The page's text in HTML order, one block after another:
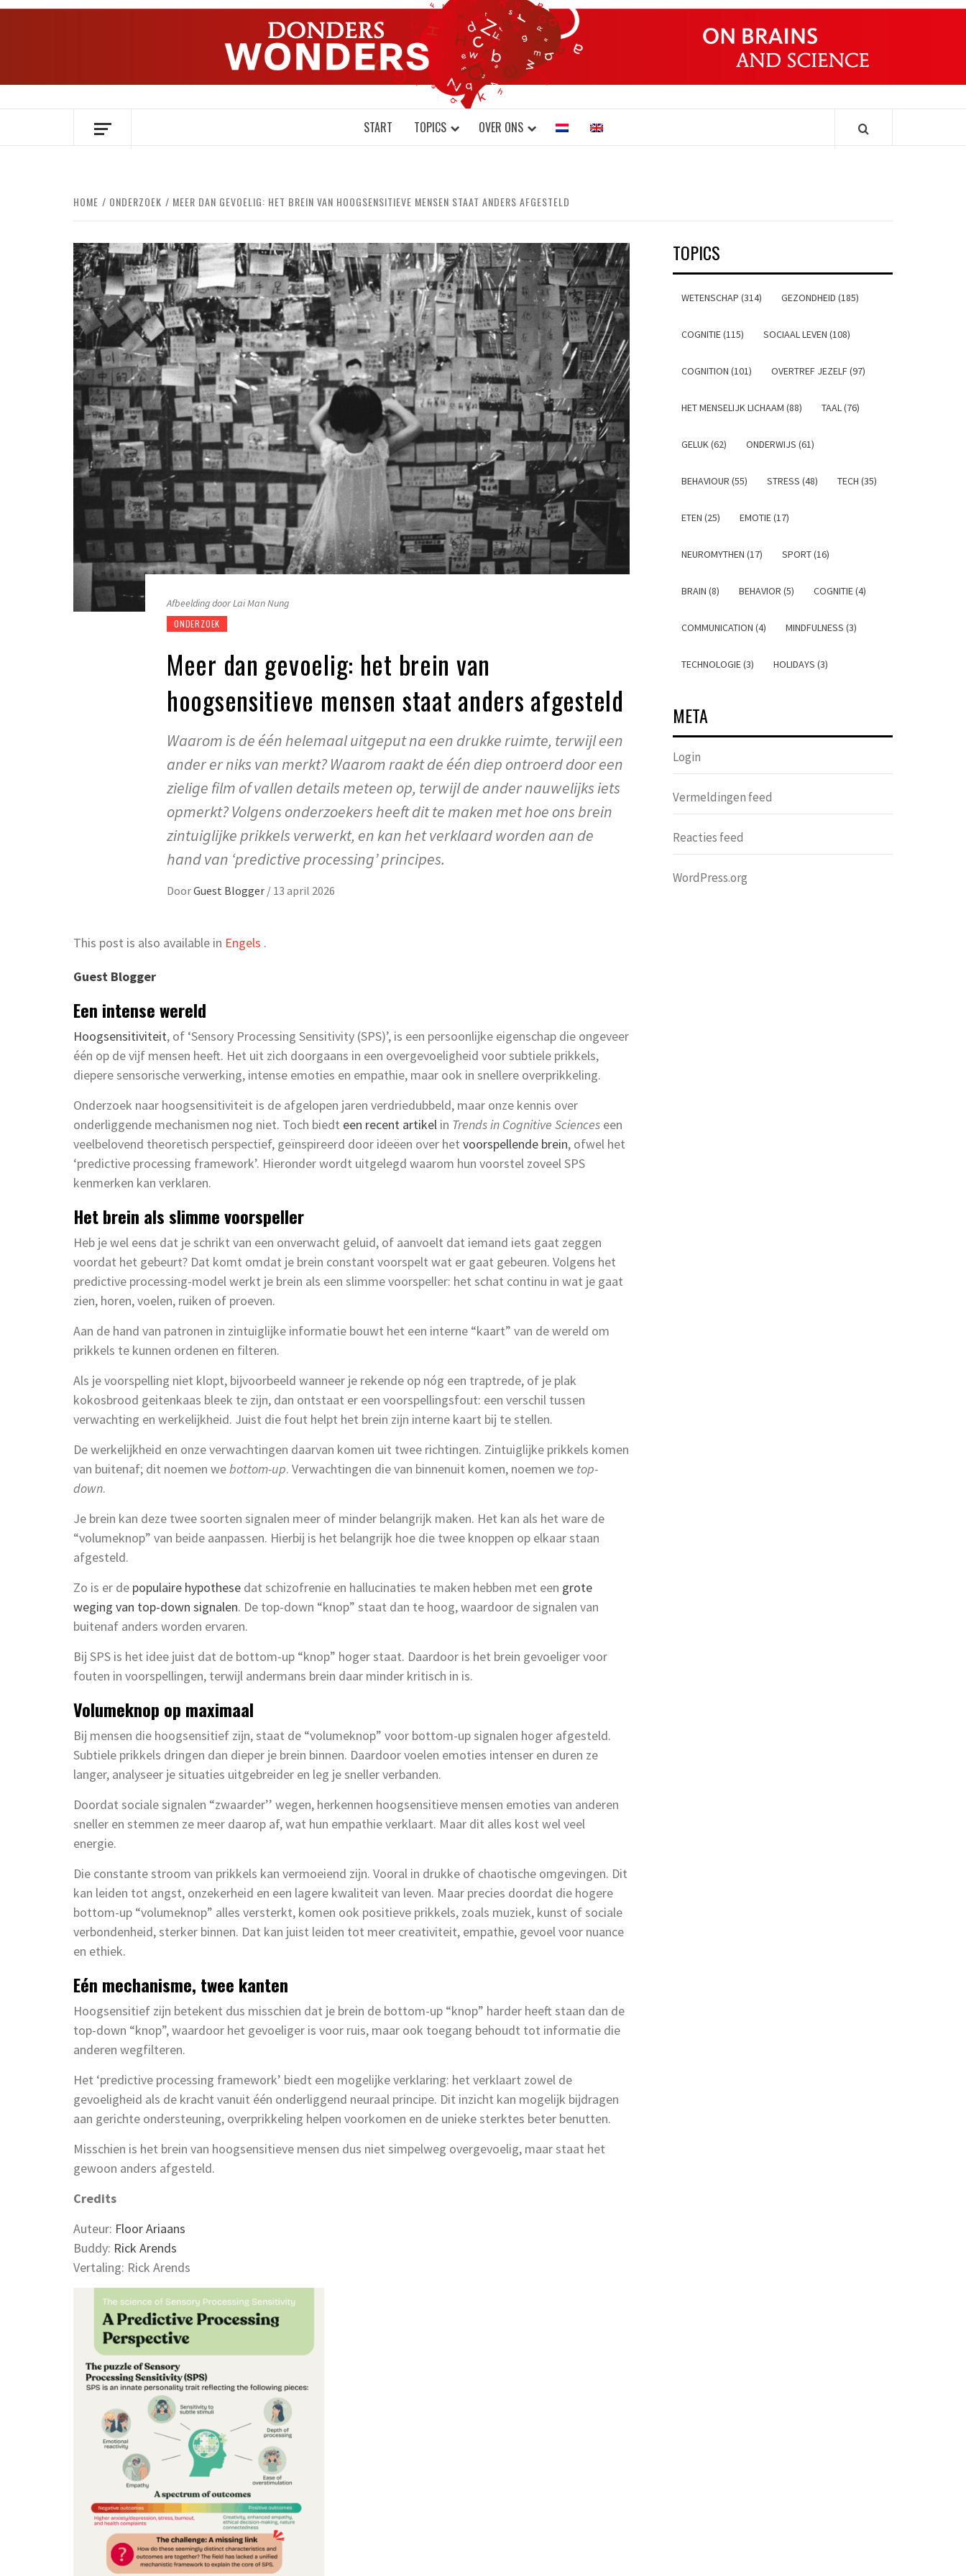
Ga
DONDERS WONDERS
OVER HERSENEN EN WETENSCHAP // ON BRAINS AND SCIENCE
START TOPICS OVER ONS
HOME ONDERZOEK MEER DAN GEVOELIG: HET BREIN VAN HOOGSENSITIEVE MENSEN STAAT ANDERS AFGESTELD
Afbeelding door Lai Man Nung
ONDERZOEK
Meer dan gevoelig: het brein van
hoogsensitieve mensen staat anders afgesteld
Waarom is de één helemaal uitgeput na een drukke ruimte, terwijl een
ander er niks van merkt? Waarom raakt de één diep ontroerd door een
zielige film of vallen details meteen op, terwijl de ander nauwelijks iets
opmerkt? Volgens onderzoekers heeft dit te maken met hoe ons brein
zintuiglijke prikkels verwerkt, en kan het verklaard worden aan de
hand van ‘predictive processing’ principes.
DoorGuest Blogger / 13 april 2026
This post is also available in Engels .
Guest Blogger
Een intense wereld
Hoogsensitiviteit, of ‘Sensory Processing Sensitivity (SPS)’, is een persoonlijke eigenschap die ongeveer
één op de vijf mensen heeft. Het uit zich doorgaans in een overgevoeligheid voor subtiele prikkels,
diepere sensorische verwerking, intense emoties en empathie, maar ook in snellere overprikkeling.
Onderzoek naar hoogsensitiviteit is de afgelopen jaren verdriedubbeld, maar onze kennis over
onderliggende mechanismen nog niet. Toch biedt een recent artikel in Trends in Cognitive Sciences een
veelbelovend theoretisch perspectief, geïnspireerd door ideëen over het voorspellende brein, ofwel het
‘predictive processing framework’. Hieronder wordt uitgelegd waarom hun voorstel zoveel SPS
kenmerken kan verklaren.
Het brein als slimme voorspeller
Heb je wel eens dat je schrikt van een onverwacht geluid, of aanvoelt dat iemand iets gaat zeggen
voordat het gebeurt? Dat komt omdat je brein constant voorspelt wat er gaat gebeuren. Volgens het
predictive processing-model werkt je brein als een slimme voorspeller: het schat continu in wat je gaat
zien, horen, voelen, ruiken of proeven.
Aan de hand van patronen in zintuiglijke informatie bouwt het een interne “kaart” van de wereld om
prikkels te kunnen ordenen en filteren.
Als je voorspelling niet klopt, bijvoorbeeld wanneer je rekende op nóg een traptrede, of je plak
kokosbrood geitenkaas bleek te zijn, dan ontstaat er een voorspellingsfout: een verschil tussen
verwachting en werkelijkheid. Juist die fout helpt het brein zijn interne kaart bij te stellen.
De werkelijkheid en onze verwachtingen daarvan komen uit twee richtingen. Zintuiglijke prikkels komen
van buitenaf; dit noemen webottom-up. Verwachtingen die van binnenuit komen, noemen we top-
down.
Je brein kan deze twee soorten signalen meer of minder belangrijk maken. Het kan als het ware de
“volumeknop” van beide aanpassen. Hierbij is het belangrijk hoe die twee knoppen op elkaar staan
afgesteld.
Zo is er de populaire hypothese dat schizofrenie en hallucinaties te maken hebben met een grote
weging van top-down signalen. De top-down “knop” staat dan te hoog, waardoor de signalen van
buitenaf anders worden ervaren.
Bij SPS is het idee juist dat de bottom-up “knop” hoger staat. Daardoor is het brein gevoeliger voor
fouten in voorspellingen, terwijl andermans brein daar minder kritisch in is.
Volumeknop op maximaal
Bij mensen die hoogsensitief zijn, staat de “volumeknop” voor bottom-up signalen hoger afgesteld.
Subtiele prikkels dringen dan dieper je brein binnen. Daardoor voelen emoties intenser en duren ze
langer, analyseer je situaties uitgebreider en leg je sneller verbanden.
Doordat sociale signalen “zwaarder’’ wegen, herkennen hoogsensitieve mensen emoties van anderen
sneller en stemmen ze meer daarop af, wat hun empathie verklaart. Maar dit alles kost wel veel
energie.
Die constante stroom van prikkels kan vermoeiend zijn. Vooral in drukke of chaotische omgevingen. Dit
kan leiden tot angst, onzekerheid en een lagere kwaliteit van leven. Maar precies doordat die hogere
bottom-up “volumeknop” alles versterkt, komen ook positieve prikkels, zoals muziek, kunst of sociale
verbondenheid, sterker binnen. Dat kan juist leiden tot meer creativiteit, empathie, gevoel voor nuance
en ethiek.
Eén mechanisme, twee kanten
Hoogsensitief zijn betekent dus misschien dat je brein de bottom-up “knop” harder heeft staan dan de
top-down “knop”, waardoor het gevoeliger is voor ruis, maar ook toegang behoudt tot informatie die
anderen wegfilteren.
Het ‘predictive processing framework’ biedt een mogelijke verklaring: het verklaart zowel de
gevoeligheid als de kracht vanuit één onderliggend neuraal principe. Dit inzicht kan mogelijk bijdragen
aan gerichte ondersteuning, overprikkeling helpen voorkomen en de unieke sterktes beter benutten.
Misschien is het brein van hoogsensitieve mensen dus niet simpelweg overgevoelig, maar staat het
gewoon anders afgesteld.
Credits
Auteur: Floor Ariaans
Buddy: Rick Arends
Vertaling: Rick Arends
TOPICS
WETENSCHAP (314) GEZONDHEID (185)
COGNITIE (115) SOCIAAL LEVEN (108)
COGNITION (101) OVERTREF JEZELF (97)
HET MENSELIJK LICHAAM (88) TAAL (76)
GELUK (62) ONDERWIJS (61)
BEHAVIOUR (55) STRESS (48) TECH (35)
ETEN (25) EMOTIE (17)
NEUROMYTHEN (17) SPORT (16)
BRAIN (8) BEHAVIOR (5) COGNITIE (4)
COMMUNICATION (4) MINDFULNESS (3)
TECHNOLOGIE (3) HOLIDAYS (3)
META
Login
Vermeldingen feed
Reacties feed
WordPress.org